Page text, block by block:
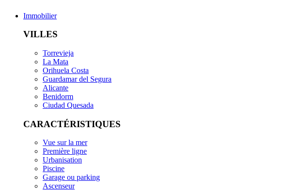
Immobilier
VILLES
Torrevieja
La Mata
Orihuela Costa
Guardamar del Segura
Alicante
Benidorm
Ciudad Quesada
CARACTÉRISTIQUES
Vue sur la mer
Première ligne
Urbanisation
Piscine
Garage ou parking
Ascenseur